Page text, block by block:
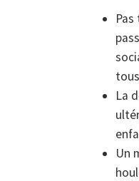
La
Un